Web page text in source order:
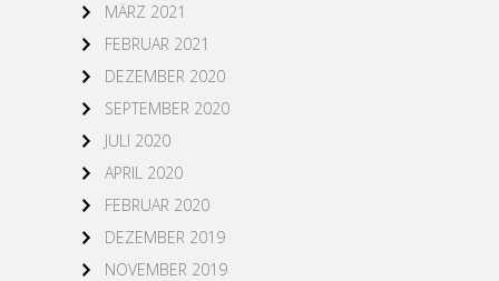
MÄRZ 2021
FEBRUAR 2021
DEZEMBER 2020
SEPTEMBER 2020
JULI 2020
APRIL 2020
FEBRUAR 2020
DEZEMBER 2019
NOVEMBER 2019